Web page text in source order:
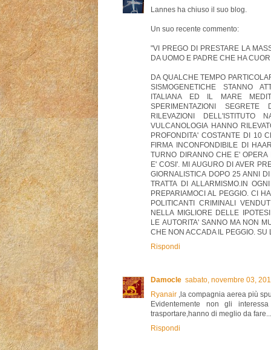
Lannes ha chiuso il suo blog.
Un suo recente commento:
"VI PREGO DI PRESTARE LA
DA UOMO E PADRE CHE HA
DA QUALCHE TEMPO
SISMOGENETICHE STANNO
ITALIANA ED IL MARE
SPERIMENTAZIONI
RILEVAZIONI DELL'ISTITUTO
VULCANOLOGIA HANNO
PROFONDITA' COSTANTE DI 10
FIRMA INCONFONDIBILE DI
TURNO DIRANNO CHE E'
E' COSI'. MI AUGURO DI AVER
GIORNALISTICA DOPO 25 ANNI
TRATTA DI ALLARMISMO.IN
PREPARIAMOCI AL PEGGIO. CI
POLITICANTI CRIMINALI
NELLA MIGLIORE DELLE
LE AUTORITA' SANNO MA NON
CHE NON ACCADA IL PEGGIO. SU
Rispondi
Damocle sabato, novembre 03,
Ryanair ,la compagnia aerea più
Evidentemente non gli
trasportare,hanno di meglio da
Rispondi